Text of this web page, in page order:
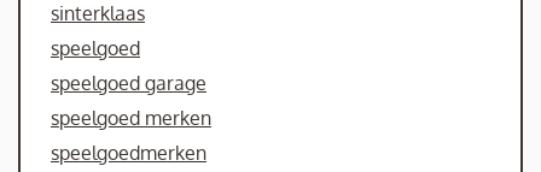
sinterklaas
speelgoed
speelgoed garage
speelgoed merken
speelgoedmerken